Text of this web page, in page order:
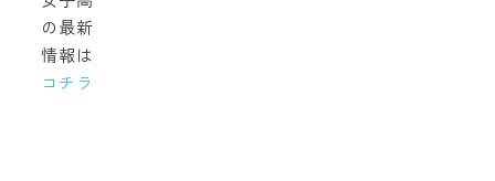
の最新
情報は
コチラ